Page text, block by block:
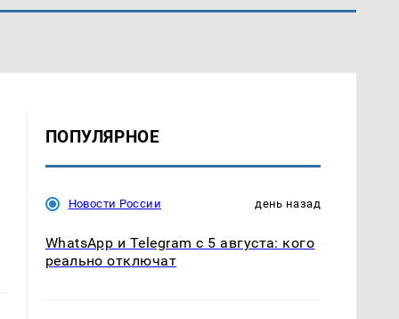
ПОПУЛЯРНОЕ
Новости России день назад
WhatsApp и Telegram с 5 августа: кого
реально отключат